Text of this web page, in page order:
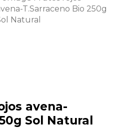
T.Sarraceno Bio 250g
Natural
avena-
Sol Natural